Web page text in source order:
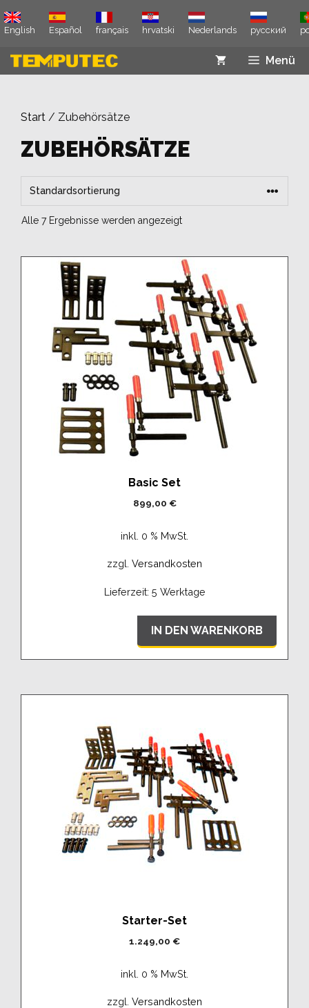
Inhalt
English Español français hrvatski Nederlands русский
Menü
Start / Zubehörsätze
ZUBEHÖRSÄTZE
Alle 7 Ergebnisse werden angezeigt
Basic Set
899,00 €
inkl. 0 % MwSt.
zzgl. Versandkosten
Lieferzeit: 5 Werktage
IN DEN WARENKORB
Starter-Set
1.249,00 €
inkl. 0 % MwSt.
zzgl. Versandkosten